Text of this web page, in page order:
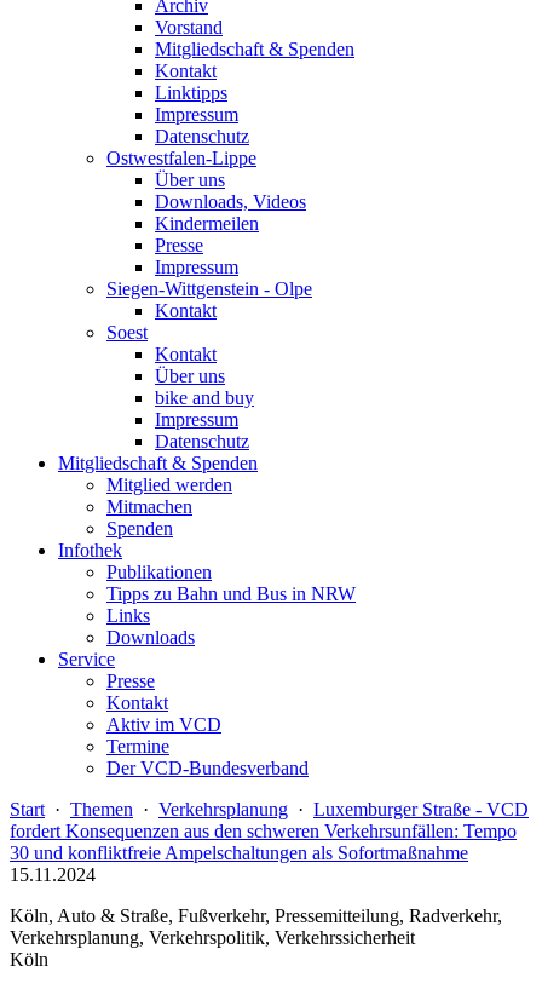
Archiv
Vorstand
Mitgliedschaft & Spenden
Kontakt
Linktipps
Impressum
Datenschutz
Ostwestfalen-Lippe
Über uns
Downloads, Videos
Kindermeilen
Presse
Impressum
Siegen-Wittgenstein - Olpe
Kontakt
Soest
Kontakt
Über uns
bike and buy
Impressum
Datenschutz
Mitgliedschaft & Spenden
Mitglied werden
Mitmachen
Spenden
Infothek
Publikationen
Tipps zu Bahn und Bus in NRW
Links
Downloads
Service
Presse
Kontakt
Aktiv im VCD
Termine
Der VCD-Bundesverband
Start · Themen · Verkehrsplanung · Luxemburger Straße - VCD
fordert Konsequenzen aus den schweren Verkehrsunfällen: Tempo
30 und konfliktfreie Ampelschaltungen als Sofortmaßnahme
15.11.2024
Köln, Auto & Straße, Fußverkehr, Pressemitteilung, Radverkehr,
Verkehrsplanung, Verkehrspolitik, Verkehrssicherheit
Köln